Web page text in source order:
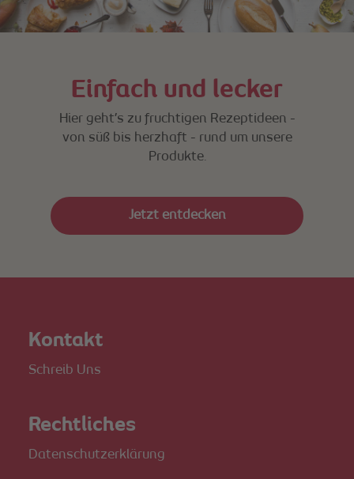
Einfach und lecker
Hier geht’s zu fruchtigen Rezeptideen -
von süß bis herzhaft - rund um unsere
Produkte.
Jetzt entdecken
Kontakt
Schreib Uns
Rechtliches
Datenschutzerklärung